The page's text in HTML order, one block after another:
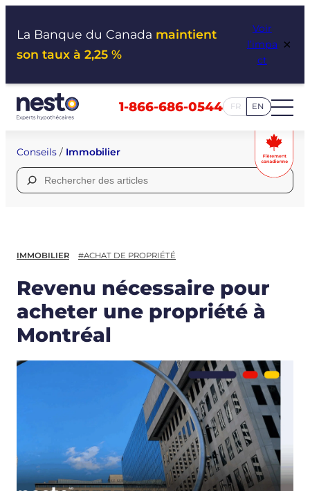
La Banque du Canada maintient
son taux à 2,25 %
Voir
l’impa
ct
×
1-866-686-0544 FR EN
Conseils / Immobilier
Rechercher :
IMMOBILIER #ACHAT DE PROPRIÉTÉ
Revenu nécessaire pour
acheter une propriété à
Montréal